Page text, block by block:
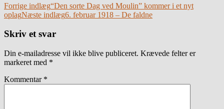
Indlægsnavigation
Forrige indlæg“Den sorte Dag ved Moulin” kommer i et nyt
oplagNæste indlæg6. februar 1918 – De faldne
Skriv et svar
Din e-mailadresse vil ikke blive publiceret. Krævede felter er
markeret med *
Kommentar *